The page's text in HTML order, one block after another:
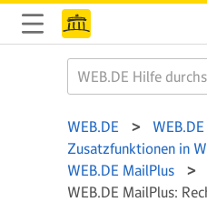
WEB.DE
Zusatzfunktionen in
WEB.DE MailPlus
WEB.DE MailPlus: